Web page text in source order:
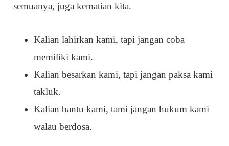
semuanya, juga kematian kita.
Kalian lahirkan kami, tapi jangan coba
memiliki kami.
Kalian besarkan kami, tapi jangan paksa kami
takluk.
Kalian bantu kami, tami jangan hukum kami
walau berdosa.